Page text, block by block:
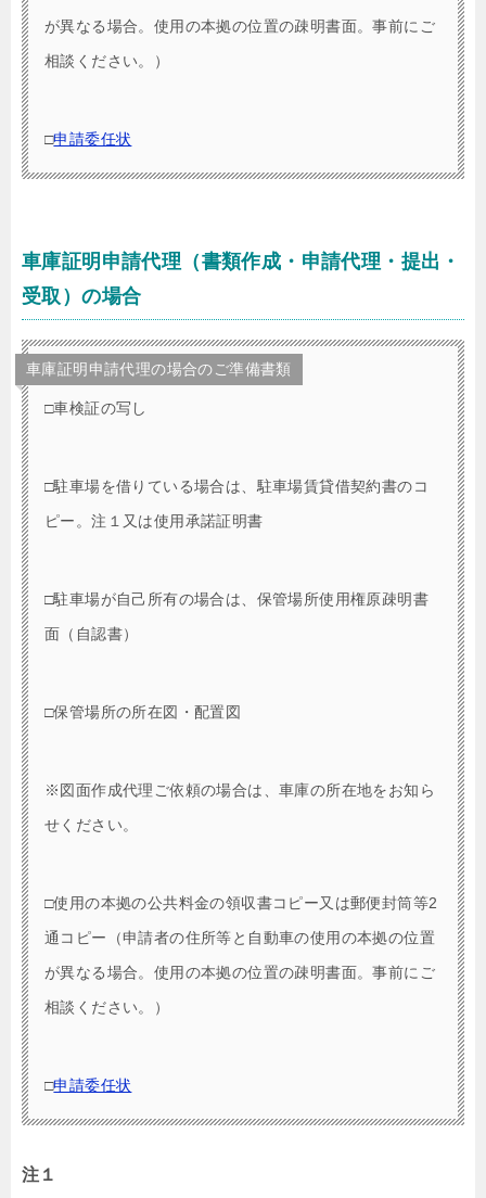
が異なる場合。使用の本拠の位置の疎明書面。事前にご
相談ください。）
□申請委任状
車庫証明申請代理（書類作成・申請代理・提出・
受取）の場合
車庫証明申請代理の場合のご準備書類
□車検証の写し
□駐車場を借りている場合は、駐車場賃貸借契約書のコ
ピー。注１又は使用承諾証明書
□駐車場が自己所有の場合は、保管場所使用権原疎明書
面（自認書）
□保管場所の所在図・配置図
※図面作成代理ご依頼の場合は、車庫の所在地をお知ら
せください。
□使用の本拠の公共料金の領収書コピー又は郵便封筒等2
通コピー（申請者の住所等と自動車の使用の本拠の位置
が異なる場合。使用の本拠の位置の疎明書面。事前にご
相談ください。）
□申請委任状
注１